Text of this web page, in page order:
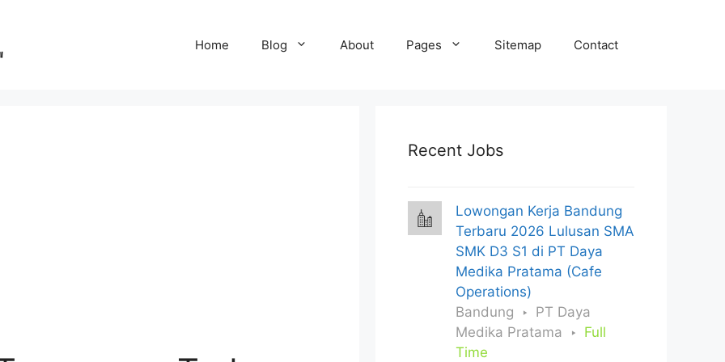
Home Blog About Pages Sitemap Contact
Recent Jobs
Lowongan Kerja Bandung
Terbaru 2026 Lulusan SMA
SMK D3 S1 di PT Daya
Medika Pratama (Cafe
Operations)
Bandung
PT Daya
Medika Pratama
Full
Time